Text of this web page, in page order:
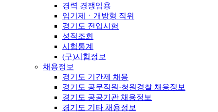
경력 경쟁임용
임기제ㆍ개방형 직위
경기도 전입시험
성적조회
시험통계
(구)시험정보
채용정보
경기도 기간제 채용
경기도 공무직원·청원경찰 채용정보
경기도 공공기관 채용정보
경기도 기타 채용정보